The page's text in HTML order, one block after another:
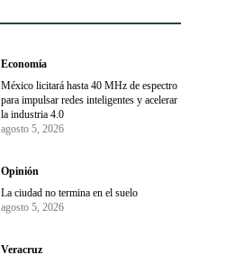
Economía
México licitará hasta 40 MHz de espectro
para impulsar redes inteligentes y acelerar
la industria 4.0
agosto 5, 2026
Opinión
La ciudad no termina en el suelo
agosto 5, 2026
Veracruz